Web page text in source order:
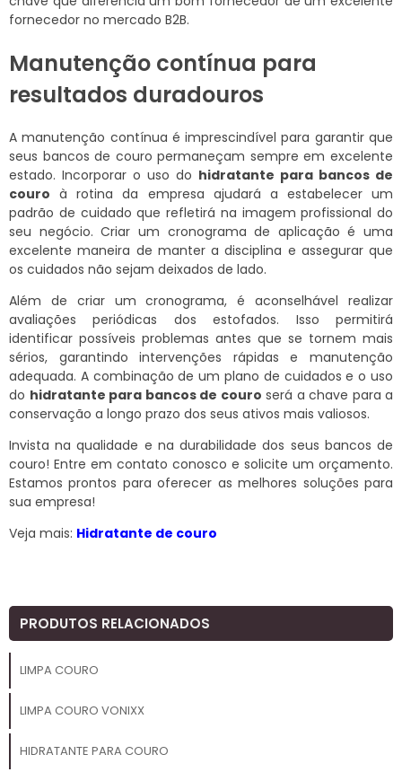
fornecedor no mercado B2B.
Manutenção contínua para
resultados duradouros
A manutenção contínua é imprescindível para garantir que
seus bancos de couro permaneçam sempre em excelente
estado. Incorporar o uso do hidratante para bancos de
couro à rotina da empresa ajudará a estabelecer um
padrão de cuidado que refletirá na imagem profissional do
seu negócio. Criar um cronograma de aplicação é uma
excelente maneira de manter a disciplina e assegurar que
os cuidados não sejam deixados de lado.
Além de criar um cronograma, é aconselhável realizar
avaliações periódicas dos estofados. Isso permitirá
identificar possíveis problemas antes que se tornem mais
sérios, garantindo intervenções rápidas e manutenção
adequada. A combinação de um plano de cuidados e o uso
do hidratante para bancos de couro será a chave para a
conservação a longo prazo dos seus ativos mais valiosos.
Invista na qualidade e na durabilidade dos seus bancos de
couro! Entre em contato conosco e solicite um orçamento.
Estamos prontos para oferecer as melhores soluções para
sua empresa!
Veja mais: Hidratante de couro
PRODUTOS RELACIONADOS
LIMPA COURO
LIMPA COURO VONIXX
HIDRATANTE PARA COURO